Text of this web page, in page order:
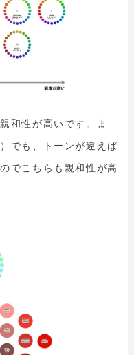
和性が高いです。ま
でも、トーンが違えば
でこちらも親和性が高